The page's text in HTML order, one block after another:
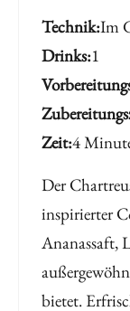
Technik Im
Drinks 1
Zeit 4
Der
inspirierter
Ananassaft,
bietet.